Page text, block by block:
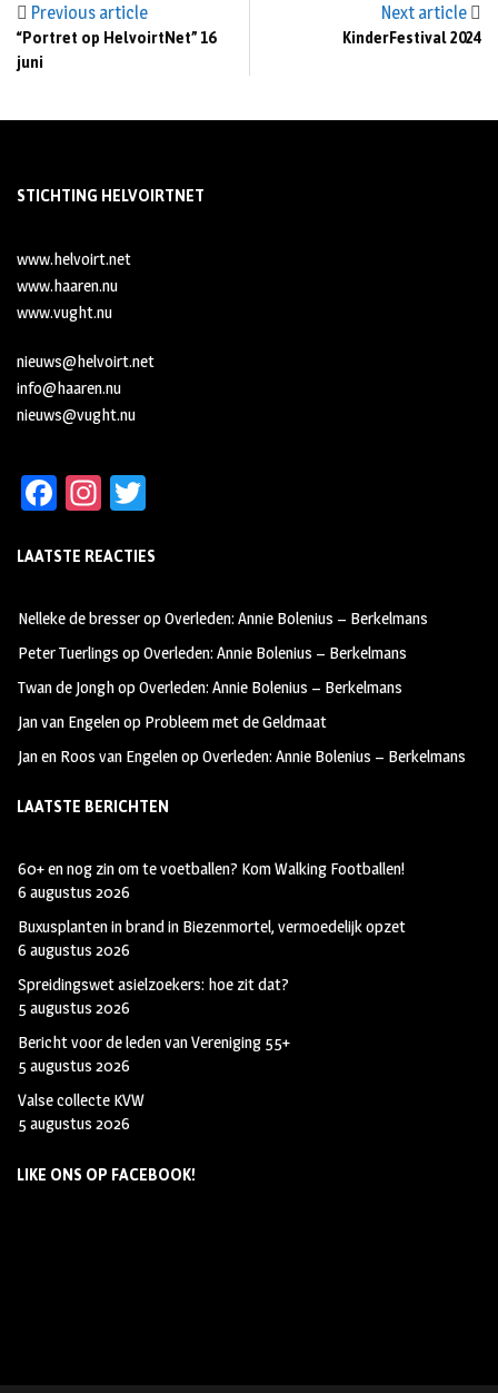
Previous article
“Portret op HelvoirtNet” 16
juni
Next article
KinderFestival 2024
STICHTING HELVOIRTNET
www.helvoirt.net
www.haaren.nu
www.vught.nu
nieuws@helvoirt.net
info@haaren.nu
nieuws@vught.nu
Fa
b
oo
k
In
ag
m
tt
LAATSTE REACTIES
Nelleke de bresseropOverleden: Annie Bolenius – Berkelmans
Peter Tuerlings opOverleden: Annie Bolenius – Berkelmans
Twan de JonghopOverleden: Annie Bolenius – Berkelmans
Jan van Engelenop Probleem met de Geldmaat
Jan en Roos van EngelenopOverleden: Annie Bolenius – Berkelmans
LAATSTE BERICHTEN
60+ en nog zin om te voetballen? Kom Walking Footballen!
6 augustus 2026
Buxusplanten in brand in Biezenmortel, vermoedelijk opzet
6 augustus 2026
Spreidingswet asielzoekers: hoe zit dat?
5 augustus 2026
Bericht voor de leden van Vereniging 55+
5 augustus 2026
Valse collecte KVW
5 augustus 2026
LIKE ONS OP FACEBOOK!